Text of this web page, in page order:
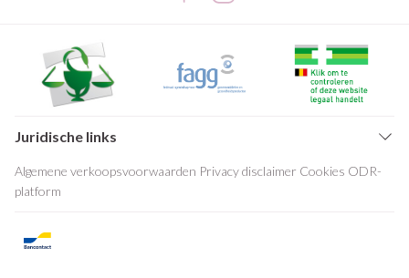
Juridische links
Algemene verkoopsvoorwaarden Privacy disclaimer Cookies ODR-
platform